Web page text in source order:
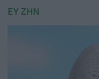
ΕΥ ΖΗΝ